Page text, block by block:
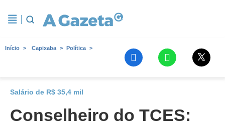
Início Capixaba Política
Salário de R$ 35,4 mil
Conselheiro do TCES: